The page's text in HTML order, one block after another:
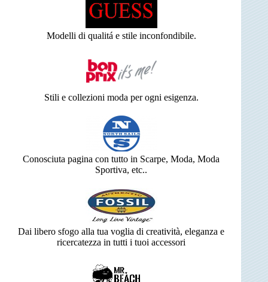
Modelli di qualitá e stile inconfondibile.
Stili e collezioni moda per ogni esigenza.
Conosciuta pagina con tutto in Scarpe, Moda, Moda
Sportiva, etc..
Dai libero sfogo alla tua voglia di creatività, eleganza e
ricercatezza in tutti i tuoi accessori